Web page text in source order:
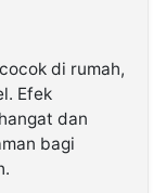
di rumah,
Efek
dan
bagi